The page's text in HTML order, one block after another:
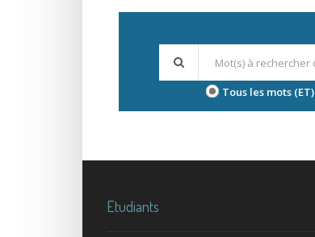
Tous les mots (ET)
Etudiants